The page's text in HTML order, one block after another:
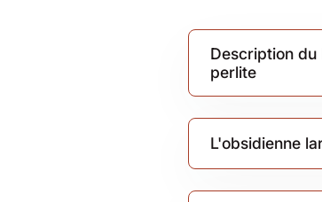
Description
perlite
L'obsidienne